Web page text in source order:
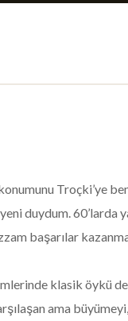
Troçki’ye
duydum. 60’larda
başarılar
klasik öykü
ama